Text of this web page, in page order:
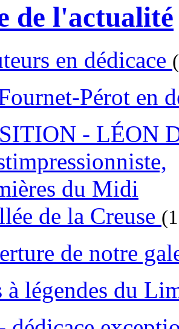
de l'actualité
en dédicace
Pérot en
- LÉON
du Midi
de la Creuse
de notre
à légendes du